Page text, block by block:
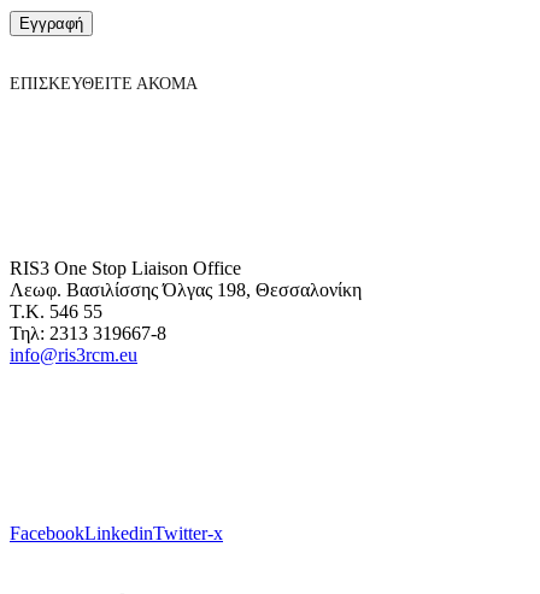
Εγγραφή
ΕΠΙΣΚΕΥΘΕΙΤΕ ΑΚΟΜΑ
RIS3 One Stop Liaison Office
Λεωφ. Βασιλίσσης Όλγας 198, Θεσσαλονίκη
Τ.Κ. 546 55
Τηλ: 2313 319667-8
info@ris3rcm.eu
FacebookLinkedinTwitter-x